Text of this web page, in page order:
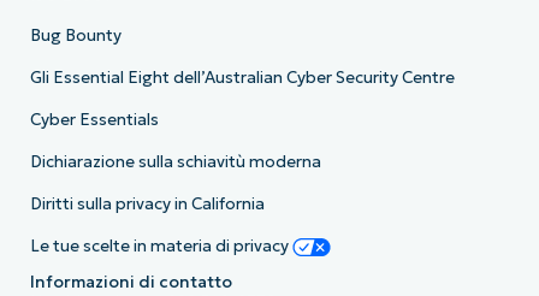
Bug Bounty
Gli Essential Eight dell’Australian Cyber Security Centre
Cyber Essentials
Dichiarazione sulla schiavitù moderna
Diritti sulla privacy in California
Le tue scelte in materia di privacy
Informazioni di contatto